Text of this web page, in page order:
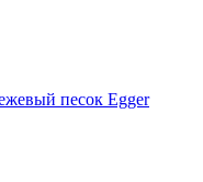
песок Egger